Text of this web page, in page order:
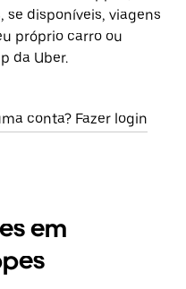
disponíveis, viagens
próprio carro ou
da Uber.
conta? Fazer login
em